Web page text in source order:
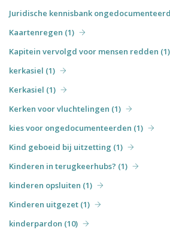
Juridische kennisbank
Kaartenregen (1)
Kapitein vervolgd voor mensen redden (1)
kerkasiel (1)
Kerkasiel (1)
Kerken voor vluchtelingen (1)
kies voor ongedocumenteerden (1)
Kind geboeid bij uitzetting (1)
Kinderen in terugkeerhubs? (1)
kinderen opsluiten (1)
Kinderen uitgezet (1)
kinderpardon (10)